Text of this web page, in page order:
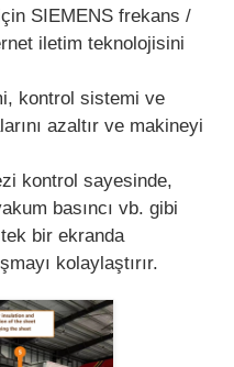
SIEMENS frekans /
iletim teknolojisini
kontrol sistemi ve
azaltır ve makineyi
kontrol sayesinde,
basıncı vb. gibi
bir ekranda
kolaylaştırır.